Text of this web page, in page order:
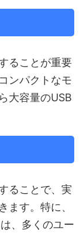
ることが重要
ンパクトなモ
大容量のUSB
ることで、実
ます。特に、
、多くのユー